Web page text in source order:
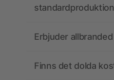
Erbjuder
Finns det dolda